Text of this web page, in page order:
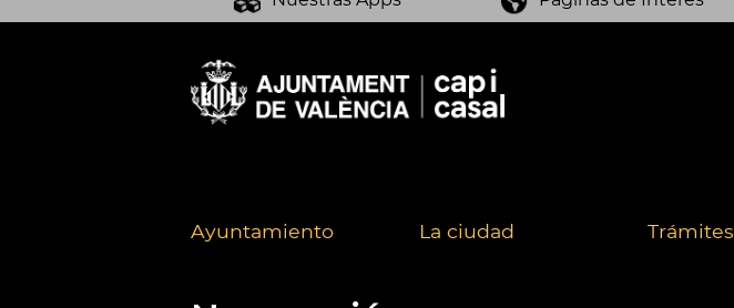
Ayuntamiento La ciudad Trámites